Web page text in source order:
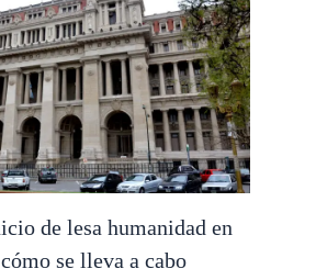
de lesa humanidad en
se lleva a cabo